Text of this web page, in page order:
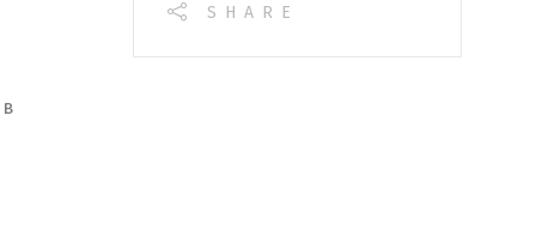
SHARE